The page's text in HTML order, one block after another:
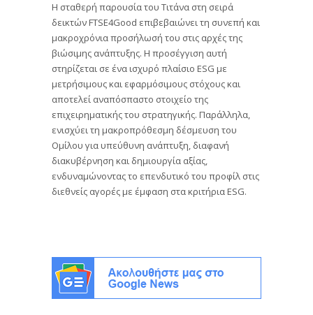
Η σταθερή παρουσία του Τιτάνα στη σειρά
δεικτών FTSE4Good επιβεβαιώνει τη συνεπή και
μακροχρόνια προσήλωσή του στις αρχές της
βιώσιμης ανάπτυξης. Η προσέγγιση αυτή
στηρίζεται σε ένα ισχυρό πλαίσιο ESG με
μετρήσιμους και εφαρμόσιμους στόχους και
αποτελεί αναπόσπαστο στοιχείο της
επιχειρηματικής του στρατηγικής. Παράλληλα,
ενισχύει τη μακροπρόθεσμη δέσμευση του
Ομίλου για υπεύθυνη ανάπτυξη, διαφανή
διακυβέρνηση και δημιουργία αξίας,
ενδυναμώνοντας το επενδυτικό του προφίλ στις
διεθνείς αγορές με έμφαση στα κριτήρια ESG.